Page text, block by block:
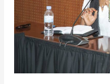
publishing
from
Africa:
challenges